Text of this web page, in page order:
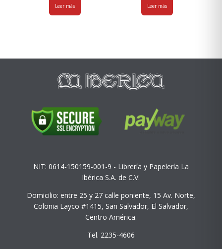
Leer más Leer más
NIT: 0614-150159-001-9 - Librería y Papelería La
Ibérica S.A. de C.V.
Domicilio: entre 25 y 27 calle poniente, 15 Av. Norte,
Colonia Layco #1415, San Salvador, El Salvador,
Centro América.
Tel. 2235-4606